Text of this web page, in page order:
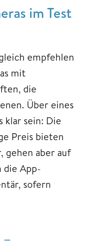
im Test
empfehlen
mit
die
Über eines
klar sein: Die
Preis bieten
gehen aber auf
die App-
sofern